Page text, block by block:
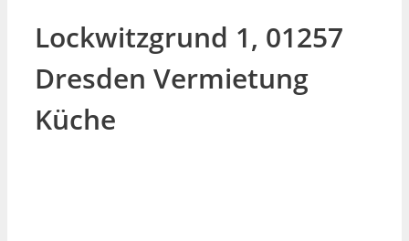
Lockwitzgrund 1, 01257
Dresden Vermietung
Küche